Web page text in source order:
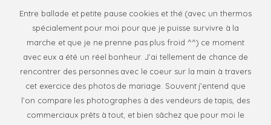
Entre ballade et petite pause cookies et thé (avec un thermos
spécialement pour moi pour que je puisse survivre à la
marche et que je ne prenne pas plus froid ^^) ce moment
avec eux a été un réel bonheur. J’ai tellement de chance de
rencontrer des personnes avec le coeur sur la main à travers
cet exercice des photos de mariage. Souvent j’entend que
l’on compare les photographes à des vendeurs de tapis, des
commerciaux prêts à tout, et bien sâchez que pour moi le
Evóra!